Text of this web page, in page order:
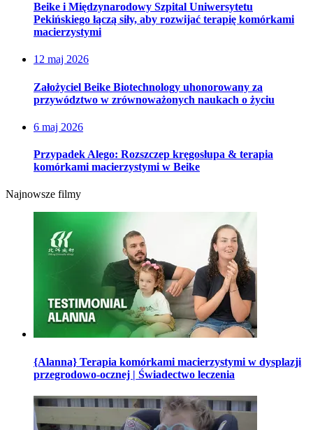
Beike i Międzynarodowy Szpital Uniwersytetu
Pekińskiego łączą siły, aby rozwijać terapię komórkami
macierzystymi
12 maj 2026
Założyciel Beike Biotechnology uhonorowany za
przywództwo w zrównoważonych naukach o życiu
6 maj 2026
Przypadek Alego: Rozszczep kręgosłupa & terapia
komórkami macierzystymi w Beike
Najnowsze filmy
{Alanna} Terapia komórkami macierzystymi w dysplazji
przegrodowo-ocznej | Świadectwo leczenia